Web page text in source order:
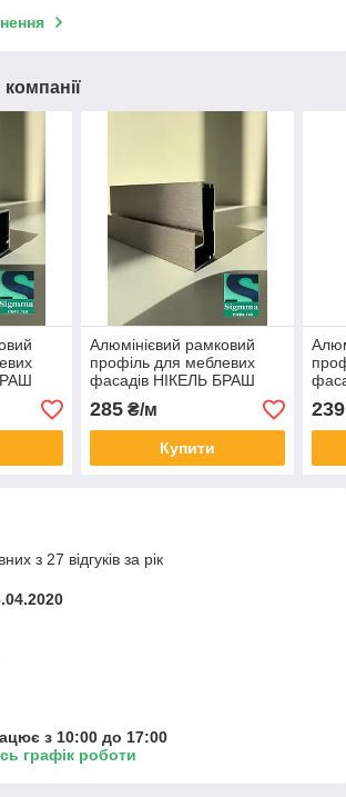
Алюмінієвий рамковий
профіль для меблевих
фасадів НІКЕЛЬ БРАШ
285₴/м
Купити
239
з 27 відгуків за рік
з 10:00 до 17:00
графік роботи